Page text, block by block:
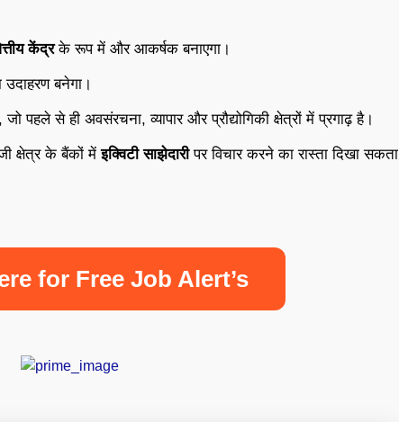
केंद्रके रूप में और आकर्षक बनाएगा।
बनेगा।
पहले से ही अवसंरचना, व्यापार और प्रौद्योगिकी क्षेत्रों में प्रगाढ़ है।
क्षेत्र के बैंकों मेंइक्विटी साझेदारीपर विचार करने का रास्ता दिखा सकता
for Free Job Alert’s